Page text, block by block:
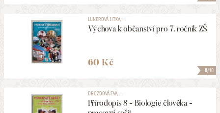
8/10
LUNEROVÁ JITKA, ...
Výchova k občanství pro 7. ročník ZŠ
60 Kč
DROZDOVÁ EVA, ...
Přírodopis 8 - Biologie člověka -